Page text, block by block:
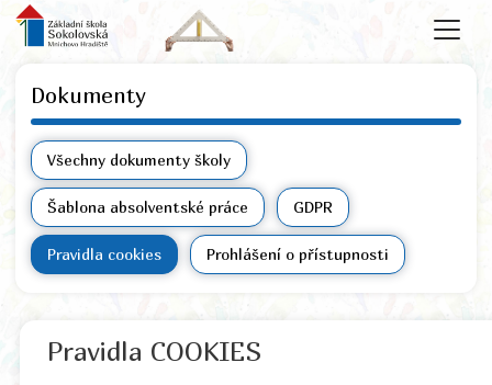
Dokumenty
Všechny dokumenty školy
Šablona absolventské práce GDPR
Pravidla cookies Prohlášení o přístupnosti
Pravidla COOKIES